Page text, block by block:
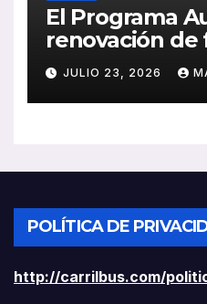
El Programa
renovación de
ayudas a
ligeros
JULIO 23, 2026
POLÍTICA DE
http://carrilbus.com/